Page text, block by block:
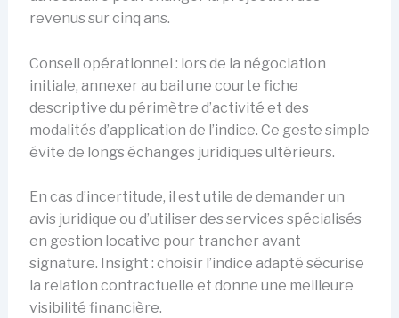
revenus sur cinq ans.
Conseil opérationnel : lors de la négociation
initiale, annexer au bail une courte fiche
descriptive du périmètre d’activité et des
modalités d’application de l’indice. Ce geste simple
évite de longs échanges juridiques ultérieurs.
En cas d’incertitude, il est utile de demander un
avis juridique ou d’utiliser des services spécialisés
en gestion locative pour trancher avant
signature. Insight : choisir l’indice adapté sécurise
la relation contractuelle et donne une meilleure
visibilité financière.